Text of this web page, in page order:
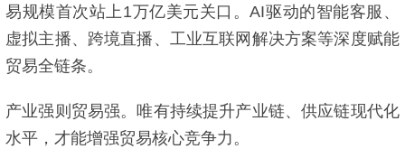
易规模首次站上1万亿美元关口。AI驱动的智能客服、
虚拟主播、跨境直播、工业互联网解决方案等深度赋能
贸易全链条。
产业强则贸易强。唯有持续提升产业链、供应链现代化
水平，才能增强贸易核心竞争力。